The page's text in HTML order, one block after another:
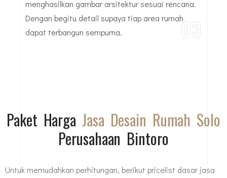
menghasilkan gambar arsitektur sesuai rencana.
Dengan begitu detail supaya tiap area rumah
dapat terbangun sempurna.
03
Paket Harga Jasa Desain Rumah Solo
Perusahaan Bintoro
Untuk memudahkan perhitungan, berikut pricelist dasar jasa